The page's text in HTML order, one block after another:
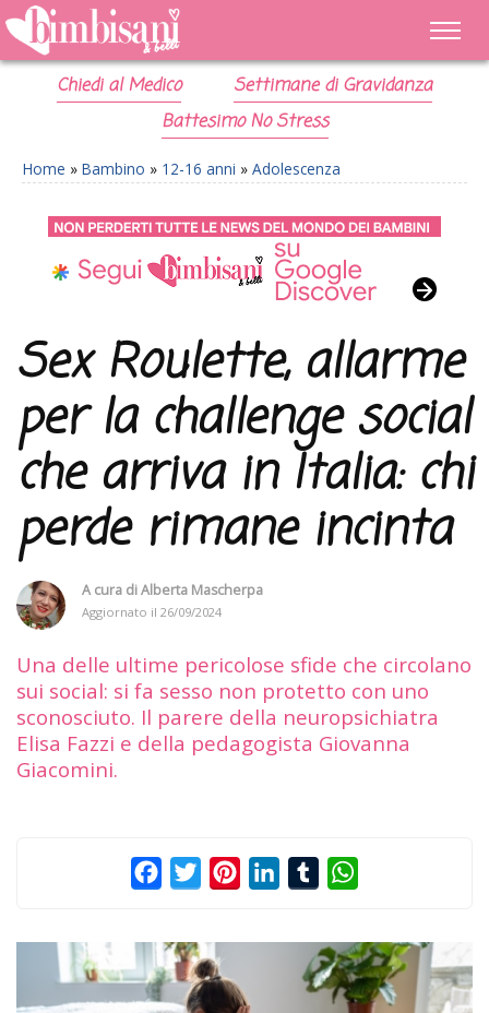
Chiedi al Medico
Settimane di Gravidanza
Battesimo No Stress
Home » Bambino » 12-16 anni » Adolescenza
Sex Roulette, allarme
per la challenge social
che arriva in Italia: chi
perde rimane incinta
A cura diAlberta Mascherpa
Aggiornato il 26/09/2024
Una delle ultime pericolose sfide che circolano
sui social: si fa sesso non protetto con uno
sconosciuto. Il parere della neuropsichiatra
Elisa Fazzi e della pedagogista Giovanna
Giacomini.
FacebookTwitterPinterestLinkedInTumblr